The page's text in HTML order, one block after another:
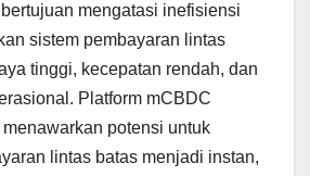
mengatasi inefisiensi
sistem pembayaran lintas
tinggi, kecepatan rendah, dan
Platform mCBDC
potensi untuk
lintas batas menjadi instan,